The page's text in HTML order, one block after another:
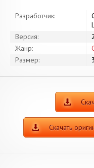
Разработчик:
Версия:
Жанр:
Размер:
Скачать